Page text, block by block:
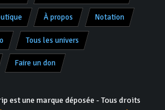
À propos Notation
Tous les univers
Faire un don
est une marque déposée - Tous droits